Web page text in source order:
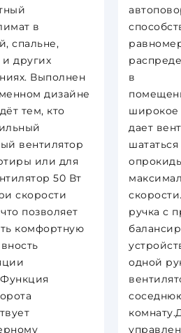
в
спальне,
и других
Выполнен
дизайне
тем, кто
вентилятор
или для
50 Вт
скорости
позволяет
комфортную
в
широкое
дает
шататься
ручка с
одной